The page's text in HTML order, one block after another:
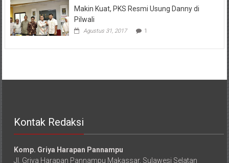
Makin Kuat, PKS Resmi Usung Danny di
Pilwali
Agustus 31, 2017 1
Kontak Redaksi
Komp. Griya Harapan Pannampu
Jl. Griya Harapan Pannampu Makassar, Sulawesi Selatan